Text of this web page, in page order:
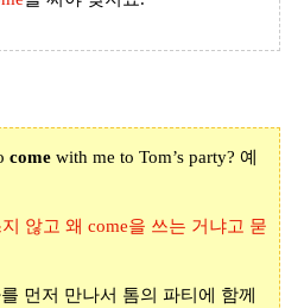
come with me to Tom’s party? 예
않고 왜 come을 쓰는 거냐고 묻
먼저 만나서 톰의 파티에 함께